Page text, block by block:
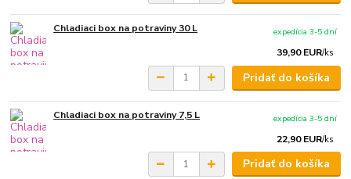
Chladiaci box na potraviny 30 L
39,90 EUR/ks
expedícia 3-5 dní
Pridať do košíka
Chladiaci box na potraviny 7,5 L
22,90 EUR/ks
expedícia 3-5 dní
Pridať do košíka